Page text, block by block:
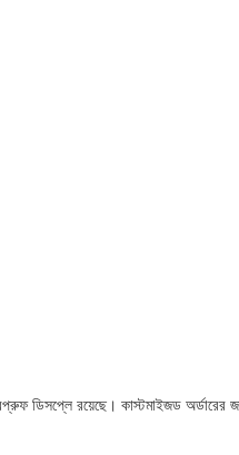
ডিসপ্লে রয়েছে। কাস্টমাইজড